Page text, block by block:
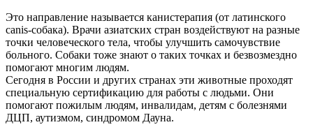
Это направление называется канистерапия (от латинского
canis-собака). Врачи азиатских стран воздействуют на разные
точки человеческого тела, чтобы улучшить самочувствие
больного. Собаки тоже знают о таких точках и безвозмездно
помогают многим людям.
Сегодня в России и других странах эти животные проходят
специальную сертификацию для работы с людьми. Они
помогают пожилым людям, инвалидам, детям с болезнями
ДЦП, аутизмом, синдромом Дауна.